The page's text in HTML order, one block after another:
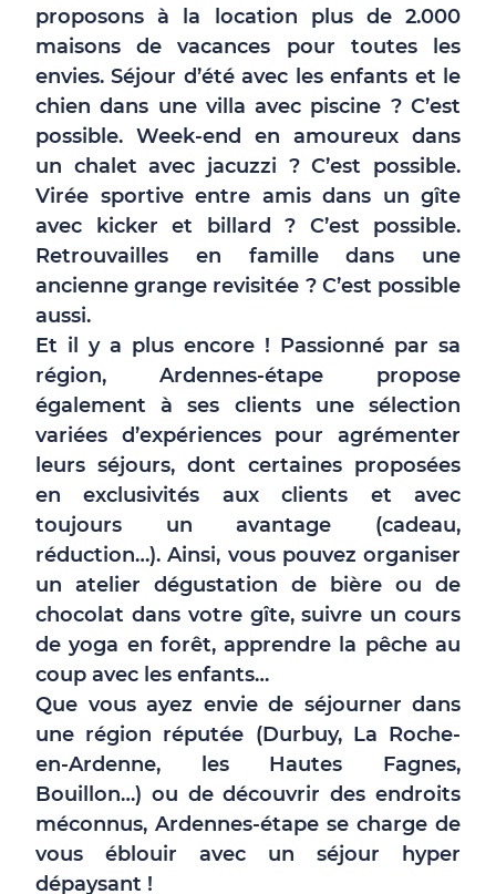
proposons à la location plus de 2.000
maisons de vacances pour toutes les
envies. Séjour d’été avec les enfants et le
chien dans une villa avec piscine ? C’est
possible. Week-end en amoureux dans
un chalet avec jacuzzi ? C’est possible.
Virée sportive entre amis dans un gîte
avec kicker et billard ? C’est possible.
Retrouvailles en famille dans une
ancienne grange revisitée ? C’est possible
aussi.
Et il y a plus encore ! Passionné par sa
région, Ardennes-étape propose
également à ses clients une sélection
variées d’expériences pour agrémenter
leurs séjours, dont certaines proposées
en exclusivités aux clients et avec
toujours un avantage (cadeau,
réduction…). Ainsi, vous pouvez organiser
un atelier dégustation de bière ou de
chocolat dans votre gîte, suivre un cours
de yoga en forêt, apprendre la pêche au
coup avec les enfants…
Que vous ayez envie de séjourner dans
une région réputée (Durbuy, La Roche-
en-Ardenne, les Hautes Fagnes,
Bouillon…) ou de découvrir des endroits
méconnus, Ardennes-étape se charge de
vous éblouir avec un séjour hyper
dépaysant !